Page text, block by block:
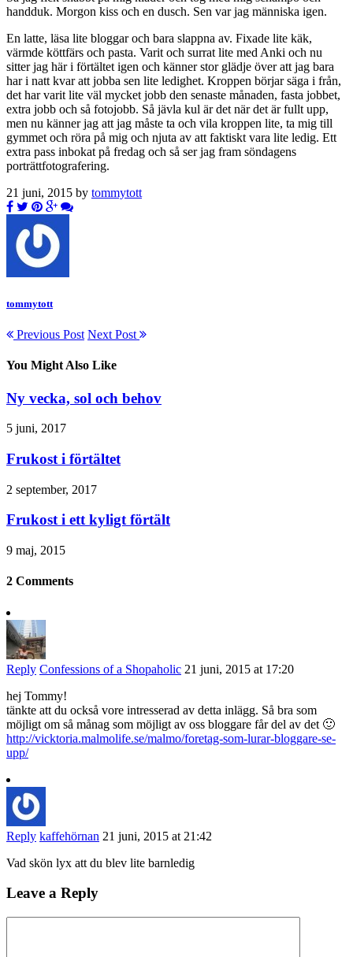
handduk. Morgon kiss och en dusch. Sen var jag människa igen.
En latte, läsa lite bloggar och bara slappna av. Fixade lite käk,
värmde köttfärs och pasta. Varit och surrat lite med Anki och nu
sitter jag här i förtältet igen och känner stor glädje över att jag bara
har i natt kvar att jobba sen lite ledighet. Kroppen börjar säga i från,
det har varit lite väl mycket jobb den senaste månaden, fasta jobbet,
extra jobb och så fotojobb. Så jävla kul är det när det är fullt upp,
men nu känner jag att jag måste ta och vila kroppen lite, ta mig till
gymmet och röra på mig och njuta av att faktiskt vara lite ledig. Ett
extra pass inbokat på fredag och så ser jag fram söndagens
porträttfotografering.
21 juni, 2015 by tommytott
tommytott
Previous Post Next Post
You Might Also Like
Ny vecka, sol och behov
5 juni, 2017
Frukost i förtältet
2 september, 2017
Frukost i ett kyligt förtält
9 maj, 2015
2 Comments
Reply Confessions of a Shopaholic 21 juni, 2015 at 17:20
hej Tommy!
tänkte att du också vore intresserad av detta inlägg. Så bra som
möjligt om så månag som möjligt av oss bloggare får del av det 🙂
http://vicktoria.malmolife.se/malmo/foretag-som-lurar-bloggare-se-
upp/
Reply kaffehörnan 21 juni, 2015 at 21:42
Vad skön lyx att du blev lite barnledig
Leave a Reply